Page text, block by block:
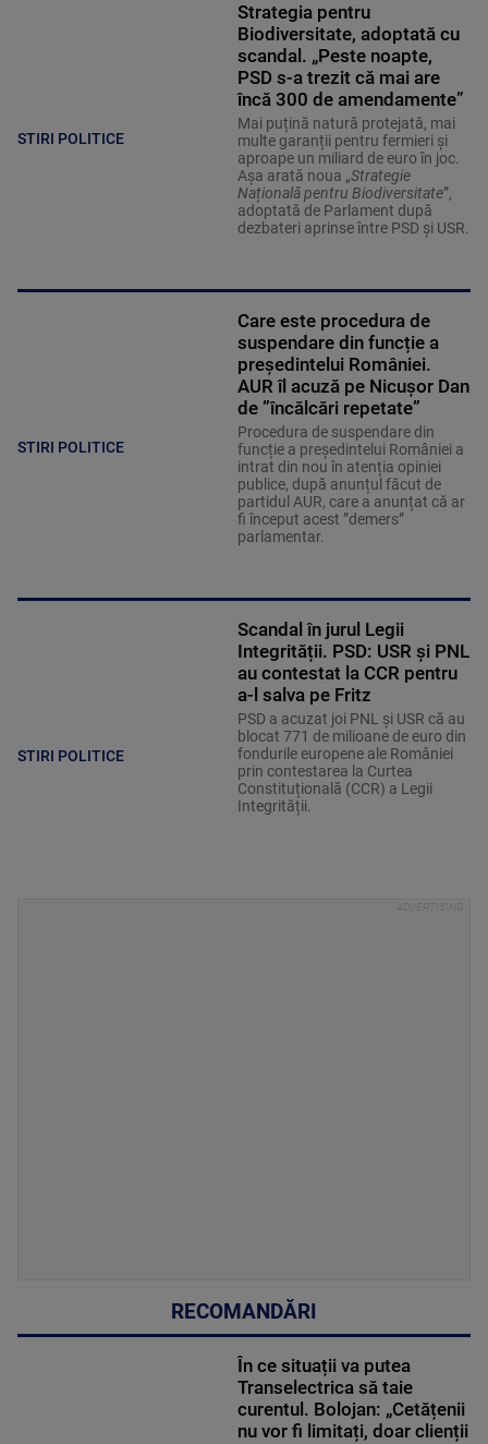
STIRI POLITICE
Strategia pentru
Biodiversitate, adoptată cu
scandal. „Peste noapte,
PSD s-a trezit că mai are
încă 300 de amendamente”
Mai puțină natură protejată, mai
multe garanții pentru fermieri și
aproape un miliard de euro în joc.
Așa arată noua „Strategie
Națională pentru Biodiversitate”,
adoptată de Parlament după
dezbateri aprinse între PSD și USR.
STIRI POLITICE
Care este procedura de
suspendare din funcție a
președintelui României.
AUR îl acuză pe Nicușor Dan
de ”încălcări repetate”
Procedura de suspendare din
funcție a președintelui României a
intrat din nou în atenția opiniei
publice, după anunțul făcut de
partidul AUR, care a anunțat că ar
fi început acest ”demers”
parlamentar.
STIRI POLITICE
Scandal în jurul Legii
Integrității. PSD: USR și PNL
au contestat la CCR pentru
a-l salva pe Fritz
PSD a acuzat joi PNL și USR că au
blocat 771 de milioane de euro din
fondurile europene ale României
prin contestarea la Curtea
Constituțională (CCR) a Legii
Integrității.
RECOMANDĂRI
În ce situații va putea
Transelectrica să taie
curentul. Bolojan: „Cetățenii
nu vor fi limitați, doar clienții